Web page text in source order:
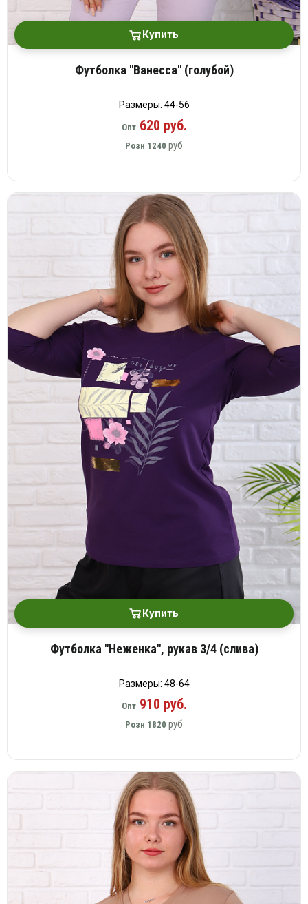
Купить
Футболка "Ванесса" (голубой)
Размеры: 44-56
Опт620 руб.
Розн 1240 руб
Купить
Футболка "Неженка", рукав 3/4 (слива)
Размеры: 48-64
Опт910 руб.
Розн 1820 руб